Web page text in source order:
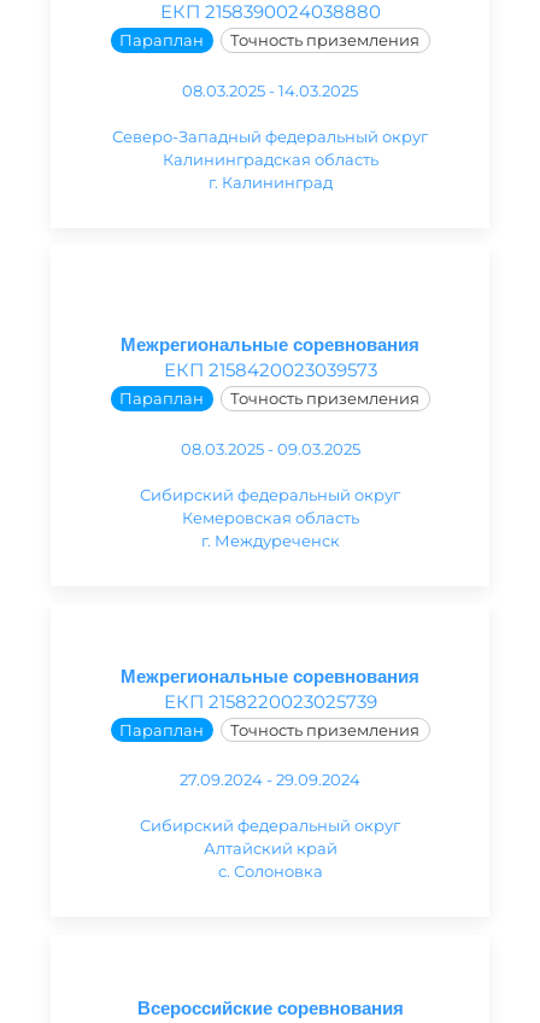
ЕКП 2158390024038880
Параплан Точность приземления
08.03.2025 - 14.03.2025
Северо-Западный федеральный округ
Калининградская область
г. Калининград
Межрегиональные соревнования
ЕКП 2158420023039573
Параплан Точность приземления
08.03.2025 - 09.03.2025
Сибирский федеральный округ
Кемеровская область
г. Междуреченск
Межрегиональные соревнования
ЕКП 2158220023025739
Параплан Точность приземления
27.09.2024 - 29.09.2024
Сибирский федеральный округ
Алтайский край
с. Солоновка
Всероссийские соревнования